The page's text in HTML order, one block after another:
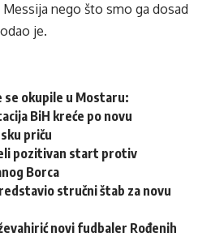
nego što smo ga dosad
je.
se okupile u Mostaru:
BiH kreće po novu
priču
pozitivan start protiv
Borca
stručni štab za novu
novi fudbaler Rođenih